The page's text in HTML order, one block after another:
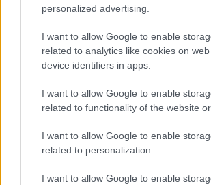
personalized advertising.
I want to allow Google to enable
related to analytics like cookies on
device identifiers in apps.
I want to allow Google to enable
related to functionality of the website or
I want to allow Google to enable
related to personalization.
I want to allow Google to enable
07/08/2026
Ουρμπίνο
Το πάλεψε μέχρι τέλους η Εθνική
στην Ιταλία Β’
06/08/2026
Η FIVB σχεδιάζει να διοργανώσει το
Πρωτάθλημα τον Δεκέμβριο –